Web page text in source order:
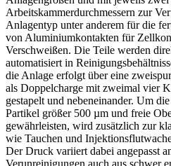
Arbeitskammerdurchmessern zur
Anlagentyp unter anderem für die
von Aluminiumkontakten für
Verschweißen. Die Teile werden
automatisiert in
die Anlage erfolgt über eine
als Doppelcharge mit zweimal vier
gestapelt und nebeneinander. Um
Partikel größer 500 µm und freie
gewährleisten, wird zusätzlich zur
wie Tauchen und
Der Druck variiert dabei angepasst